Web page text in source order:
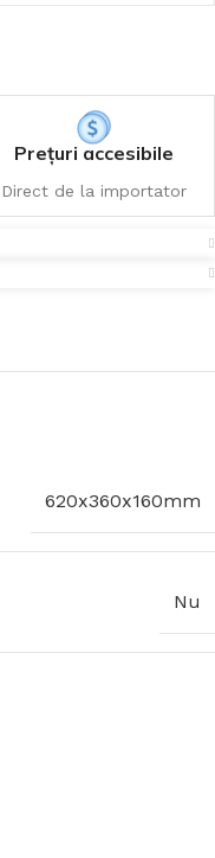
Prețuri accesibile
Direct de la importator
620x360x160mm
Nu